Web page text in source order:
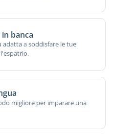
banca
adatta a soddisfare le tue
migliore per imparare una